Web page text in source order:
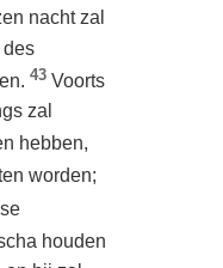
nacht zal
des
43 Voorts
zal
hebben,
worden;
houden